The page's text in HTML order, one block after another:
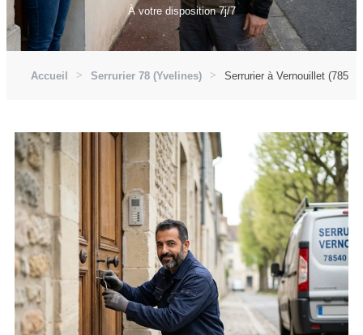
À votre disposition 7j/7
Accueil Serrurier 78 (Yvelines) Serrurier à Vernouillet (78540)